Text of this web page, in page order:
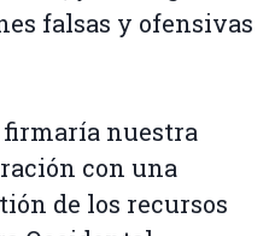
falsas y ofensivas
firmaría nuestra
con una
de los recursos